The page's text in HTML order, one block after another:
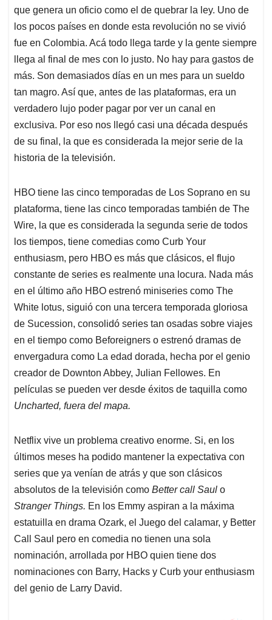
que genera un oficio como el de quebrar la ley. Uno de
los pocos países en donde esta revolución no se vivió
fue en Colombia. Acá todo llega tarde y la gente siempre
llega al final de mes con lo justo. No hay para gastos de
más. Son demasiados días en un mes para un sueldo
tan magro. Así que, antes de las plataformas, era un
verdadero lujo poder pagar por ver un canal en
exclusiva. Por eso nos llegó casi una década después
de su final, la que es considerada la mejor serie de la
historia de la televisión.
HBO tiene las cinco temporadas de Los Soprano en su
plataforma, tiene las cinco temporadas también de The
Wire, la que es considerada la segunda serie de todos
los tiempos, tiene comedias como Curb Your
enthusiasm, pero HBO es más que clásicos, el flujo
constante de series es realmente una locura. Nada más
en el último año HBO estrenó miniseries como The
White lotus, siguió con una tercera temporada gloriosa
de Sucession, consolidó series tan osadas sobre viajes
en el tiempo como Beforeigners o estrenó dramas de
envergadura como La edad dorada, hecha por el genio
creador de Downton Abbey, Julian Fellowes. En
películas se pueden ver desde éxitos de taquilla como
Uncharted, fuera del mapa.
Netflix vive un problema creativo enorme. Si, en los
últimos meses ha podido mantener la expectativa con
series que ya venían de atrás y que son clásicos
absolutos de la televisión como Better call Saul o
Stranger Things. En los Emmy aspiran a la máxima
estatuilla en drama Ozark, el Juego del calamar, y Better
Call Saul pero en comedia no tienen una sola
nominación, arrollada por HBO quien tiene dos
nominaciones con Barry, Hacks y Curb your enthusiasm
del genio de Larry David.